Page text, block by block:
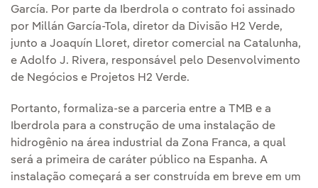
García. Por parte da Iberdrola o contrato foi assinado
por Millán García-Tola, diretor da Divisão H2 Verde,
junto a Joaquín Lloret, diretor comercial na Catalunha,
e Adolfo J. Rivera, responsável pelo Desenvolvimento
de Negócios e Projetos H2 Verde.
Portanto, formaliza-se a parceria entre a TMB e a
Iberdrola para a construção de uma instalação de
hidrogênio na área industrial da Zona Franca, a qual
será a primeira de caráter público na Espanha. A
instalação começará a ser construída em breve em um